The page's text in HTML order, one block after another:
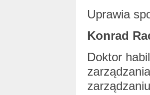
Uprawia
Konrad
Doktor